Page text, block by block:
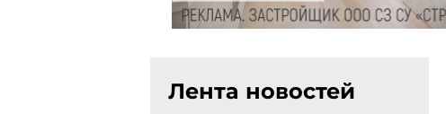
Лента новостей